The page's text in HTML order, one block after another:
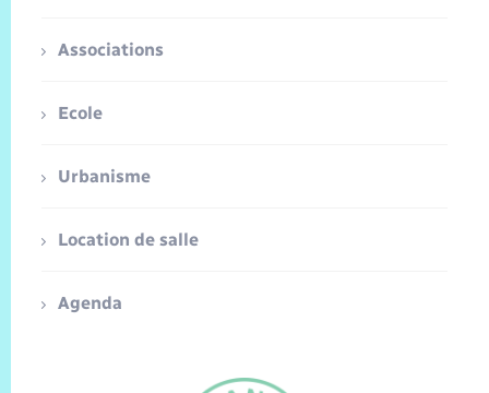
Associations
Ecole
Urbanisme
Location de salle
Agenda